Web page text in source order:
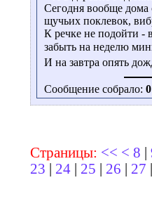
Сегодня вообще дома
щучьих поклевок,
К речке не подойти -
забыть на неделю
И на завтра опять
Сообщение собрало: 0
Страницы: << < 8
23
24 25 26 27